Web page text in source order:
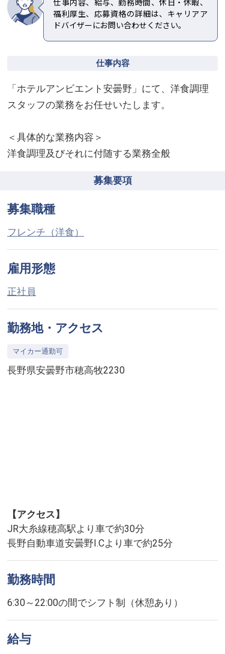
仕事内容、給与、勤務時間、休日・休暇、
福利厚生、応募資格の詳細は、キャリアア
ドバイザーにお問い合わせください。
仕事内容
「ホテルアンビエント安曇野」にて、洋食調理
スタッフの業務をお任せいたします。
＜具体的な業務内容＞
洋食調理及びそれに付随する業務全般
募集要項
募集職種
フレンチ（洋食）
雇用形態
正社員
勤務地・アクセス
マイカー通勤可
長野県安曇野市穂高牧2230
【アクセス】
JR大糸線穂高駅より車で約30分
長野自動車道安曇野I.Cより車で約25分
勤務時間
6:30～22:00の間でシフト制（休憩あり）
給与